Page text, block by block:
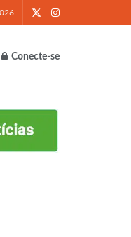
Conecte-se